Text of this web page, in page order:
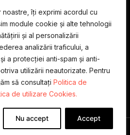
noastre, îți exprimi acordul cu
module cookie și alte tehnologii
și al personalizării
analizării traficului, a
a protecției anti-spam și anti-
utilizării neautorizate. Pentru
să consultați Politica de
de utilizare Cookies.
Nu accept Accept
byWEDEV IT